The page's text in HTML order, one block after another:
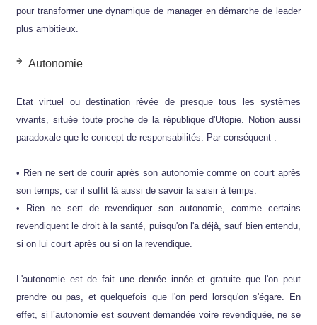
pour transformer une dynamique de manager en démarche de leader
plus ambitieux.
Autonomie
Etat virtuel ou destination rêvée de presque tous les systèmes
vivants, située toute proche de la république d'Utopie. Notion aussi
paradoxale que le concept de responsabilités. Par conséquent :
• Rien ne sert de courir après son autonomie comme on court après
son temps, car il suffit là aussi de savoir la saisir à temps.
• Rien ne sert de revendiquer son autonomie, comme certains
revendiquent le droit à la santé, puisqu'on l'a déjà, sauf bien entendu,
si on lui court après ou si on la revendique.
L'autonomie est de fait une denrée innée et gratuite que l'on peut
prendre ou pas, et quelquefois que l'on perd lorsqu'on s'égare. En
effet, si l’autonomie est souvent demandée voire revendiquée, ne se